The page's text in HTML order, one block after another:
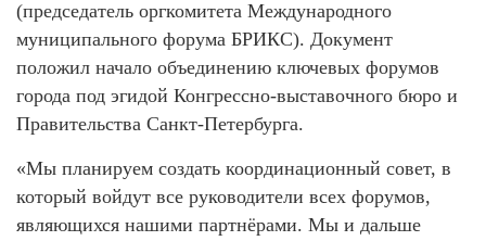
(председатель оргкомитета Международного
муниципального форума БРИКС). Документ
положил начало объединению ключевых форумов
города под эгидой Конгрессно-выставочного бюро и
Правительства Санкт-Петербурга.
«Мы планируем создать координационный совет, в
который войдут все руководители всех форумов,
являющихся нашими партнёрами. Мы и дальше